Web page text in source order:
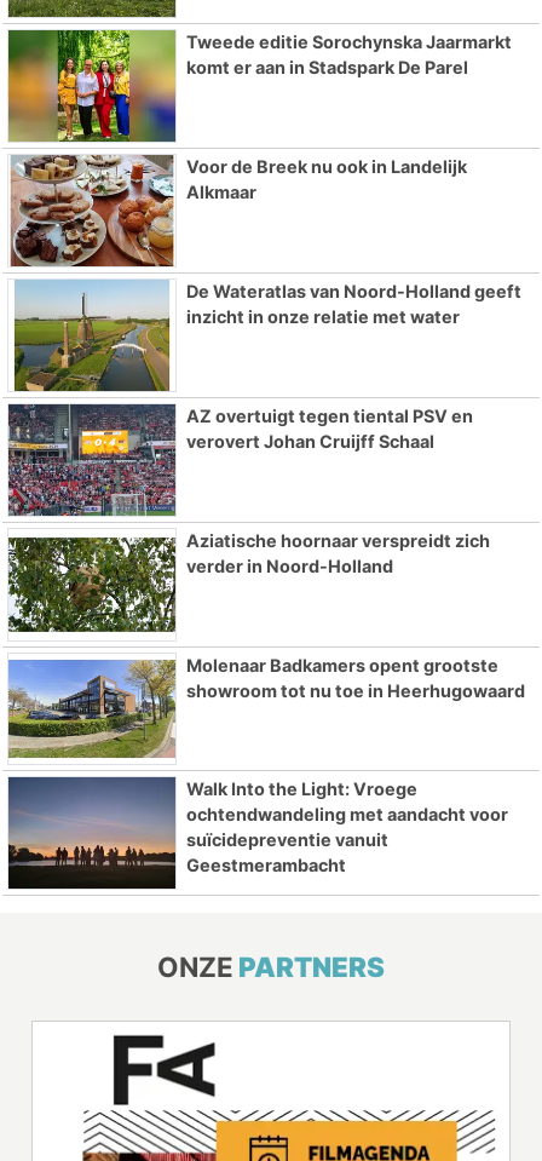
Tweede editie Sorochynska Jaarmarkt
komt er aan in Stadspark De Parel
Voor de Breek nu ook in Landelijk
Alkmaar
De Wateratlas van Noord-Holland geeft
inzicht in onze relatie met water
AZ overtuigt tegen tiental PSV en
verovert Johan Cruijff Schaal
Aziatische hoornaar verspreidt zich
verder in Noord-Holland
Molenaar Badkamers opent grootste
showroom tot nu toe in Heerhugowaard
Walk Into the Light: Vroege
ochtendwandeling met aandacht voor
suïcidepreventie vanuit
Geestmerambacht
ONZE PARTNERS